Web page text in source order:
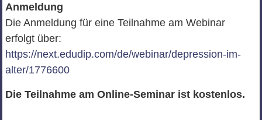
Anmeldung
Die Anmeldung für eine Teilnahme am Webinar
erfolgt über:
https://next.edudip.com/de/webinar/depression-im-
alter/1776600
Die Teilnahme am Online-Seminar ist kostenlos.